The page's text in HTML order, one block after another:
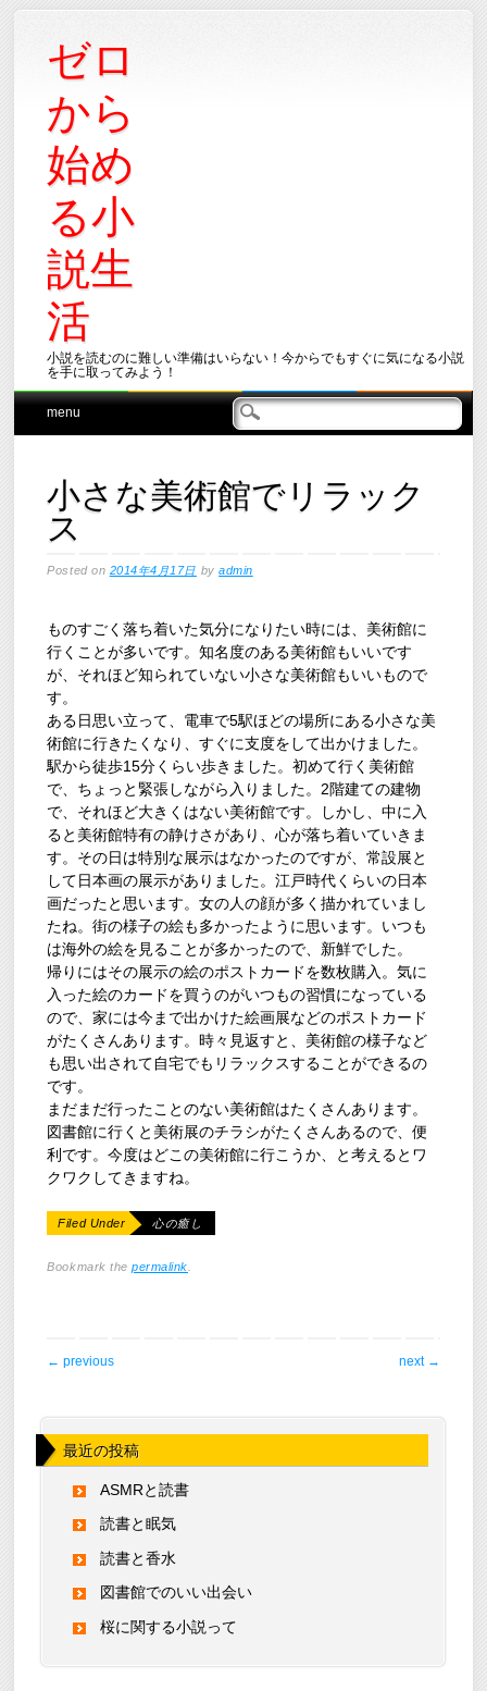
ゼロ
から
始め
る小
説生
活
小説を読むのに難しい準備はいらない！今からでもすぐに気になる小説
を手に取ってみよう！
Main menu
Skip
menu
小さな美術館でリラック
ス
Posted on 2014年4月17日 byadmin
ものすごく落ち着いた気分になりたい時には、美術館に
行くことが多いです。知名度のある美術館もいいです
が、それほど知られていない小さな美術館もいいもので
す。
ある日思い立って、電車で5駅ほどの場所にある小さな美
術館に行きたくなり、すぐに支度をして出かけました。
駅から徒歩15分くらい歩きました。初めて行く美術館
で、ちょっと緊張しながら入りました。2階建ての建物
で、それほど大きくはない美術館です。しかし、中に入
ると美術館特有の静けさがあり、心が落ち着いていきま
す。その日は特別な展示はなかったのですが、常設展と
して日本画の展示がありました。江戸時代くらいの日本
画だったと思います。女の人の顔が多く描かれていまし
たね。街の様子の絵も多かったように思います。いつも
は海外の絵を見ることが多かったので、新鮮でした。
帰りにはその展示の絵のポストカードを数枚購入。気に
入った絵のカードを買うのがいつもの習慣になっている
ので、家には今まで出かけた絵画展などのポストカード
がたくさんあります。時々見返すと、美術館の様子など
も思い出されて自宅でもリラックスすることができるの
です。
まだまだ行ったことのない美術館はたくさんあります。
図書館に行くと美術展のチラシがたくさんあるので、便
利です。今度はどこの美術館に行こうか、と考えるとワ
クワクしてきますね。
Filed Under 心の癒し
Bookmark thepermalink.
post navigation
← previous next →
最近の投稿
ASMRと読書
読書と眠気
読書と香水
図書館でのいい出会い
桜に関する小説って